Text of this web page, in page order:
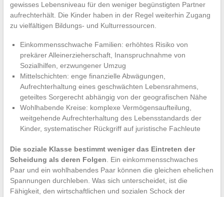
gewisses Lebensniveau für den weniger begünstigten Partner
aufrechterhält. Die Kinder haben in der Regel weiterhin Zugang
zu vielfältigen Bildungs- und Kulturressourcen.
Einkommensschwache Familien: erhöhtes Risiko von
prekärer Alleinerzieherschaft, Inanspruchnahme von
Sozialhilfen, erzwungener Umzug
Mittelschichten: enge finanzielle Abwägungen,
Aufrechterhaltung eines geschwächten Lebensrahmens,
geteiltes Sorgerecht abhängig von der geografischen Nähe
Wohlhabende Kreise: komplexe Vermögensaufteilung,
weitgehende Aufrechterhaltung des Lebensstandards der
Kinder, systematischer Rückgriff auf juristische Fachleute
Die soziale Klasse bestimmt weniger das Eintreten der
Scheidung als deren Folgen. Ein einkommensschwaches
Paar und ein wohlhabendes Paar können die gleichen ehelichen
Spannungen durchleben. Was sich unterscheidet, ist die
Fähigkeit, den wirtschaftlichen und sozialen Schock der